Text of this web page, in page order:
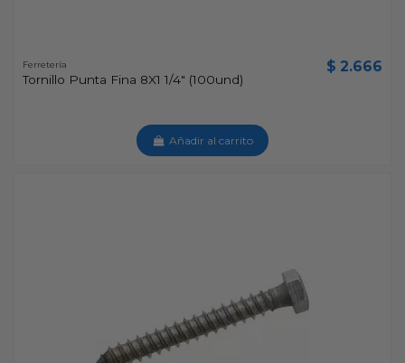
Ferretería
Tornillo Punta Fina 8X1 1/4" (100und)
$ 2.666
Añadir al carrito